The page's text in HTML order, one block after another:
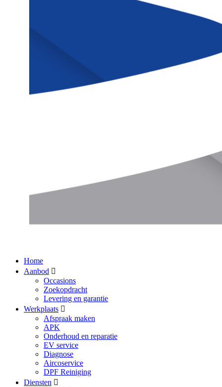
Home
Aanbod
Occasions
Zoekopdracht
Levering en garantie
Werkplaats
Afspraak maken
APK
Onderhoud en reparatie
EV service
Diagnose
Aircoservice
DPF Reiniging
Diensten